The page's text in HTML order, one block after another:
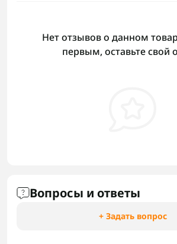
Нет отзывов о данном
первым, оставьте свой
Вопросы и ответы
+ Задать вопрос